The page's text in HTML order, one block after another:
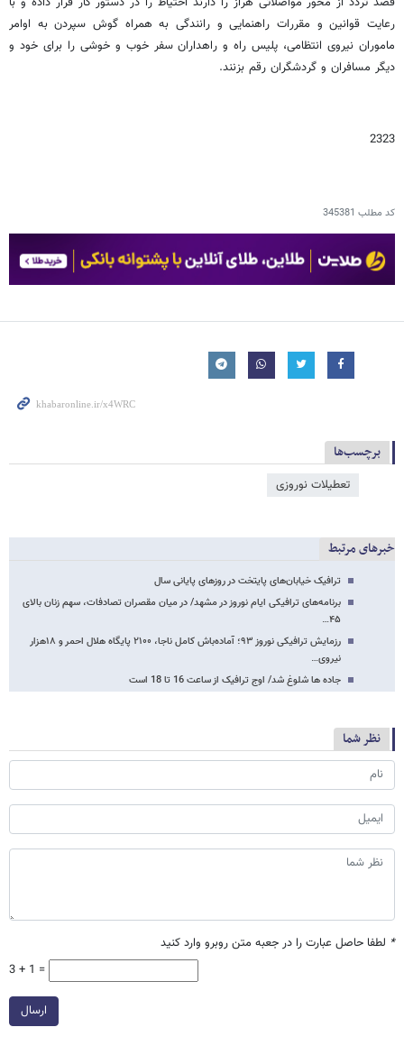
رعایت قوانین و مقررات راهنمایی و رانندگی به همراه گوش سپردن به اوامر
ماموران نیروی انتظامی، پلیس راه و راهداران سفر خوب و خوشی را برای خود و
دیگر مسافران و گردشگران رقم بزنند.
2323
کد مطلب 345381
برچسب‌ها
تعطیلات نوروزی
خبرهای مرتبط
ترافیک خیابان‌های پایتخت در روزهای پایانی سال
برنامه‌های ترافیکی ایام نوروز در مشهد/ در میان مقصران تصادفات، سهم زنان بالای
۴۵…
رزمایش ترافیکی نوروز ۹۳؛ آماده‌باش کامل ناجا، ۲۱۰۰ پایگاه هلال احمر و ۱۸هزار
نیروی…
جاده ها شلوغ شد/ اوج ترافیک از ساعت 16 تا 18 است
نظر شما
* لطفا حاصل عبارت را در جعبه متن روبرو وارد کنید
3 + 1 =
ارسال